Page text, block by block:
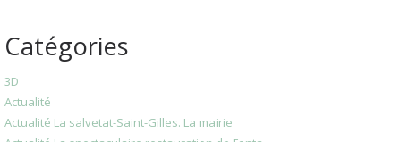
Catégories
3D
Actualité
Actualité La salvetat-Saint-Gilles. La mairie